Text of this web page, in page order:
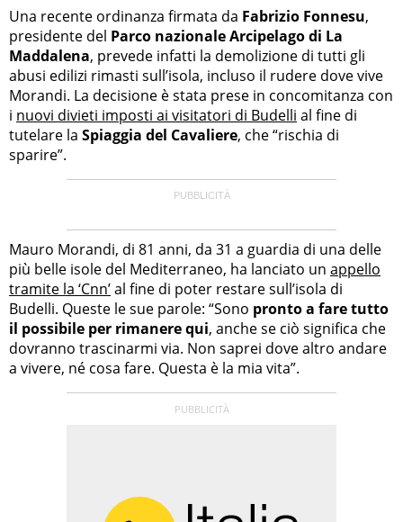
Una recente ordinanza firmata da Fabrizio Fonnesu,
presidente del Parco nazionale Arcipelago di La
Maddalena, prevede infatti la demolizione di tutti gli
abusi edilizi rimasti sull’isola, incluso il rudere dove vive
Morandi. La decisione è stata prese in concomitanza con
i nuovi divieti imposti ai visitatori di Budelli al fine di
tutelare la Spiaggia del Cavaliere, che “rischia di
sparire”.
Mauro Morandi, di 81 anni, da 31 a guardia di una delle
più belle isole del Mediterraneo, ha lanciato un appello
tramite la ‘Cnn’al fine di poter restare sull’isola di
Budelli. Queste le sue parole: “Sono pronto a fare tutto
il possibile per rimanere qui, anche se ciò significa che
dovranno trascinarmi via. Non saprei dove altro andare
a vivere, né cosa fare. Questa è la mia vita”.